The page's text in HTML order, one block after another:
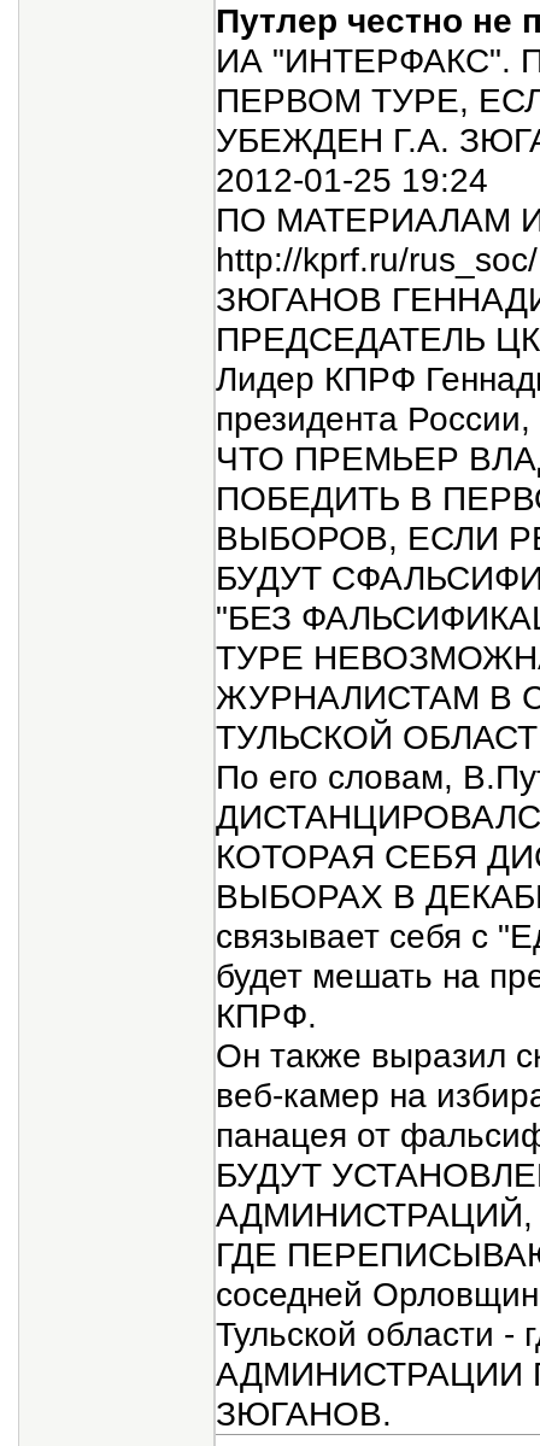
Путлер честно не
ИА "ИНТЕРФАКС".
ПЕРВОМ ТУРЕ,
УБЕЖДЕН Г.А.
2012-01-25 19:24
ПО МАТЕРИАЛАМ
http://kprf.ru/
ЗЮГАНОВ
ПРЕДСЕДАТЕЛЬ
Лидер КПРФ
президента
ЧТО ПРЕМЬЕР
ПОБЕДИТЬ В
ВЫБОРОВ, ЕСЛИ
БУДУТ
"БЕЗ
ТУРЕ
ЖУРНАЛИСТАМ В
ТУЛЬСКОЙ
По его словам,
КОТОРАЯ СЕБЯ
ВЫБОРАХ В
связывает себя с
будет мешать на
КПРФ.
Он также выразил
веб-камер на
панацея от
БУДУТ
ГДЕ
соседней
Тульской области
АДМИНИСТРАЦИИ
ЗЮГАНОВ.